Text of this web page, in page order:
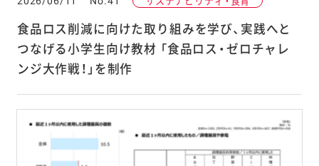
食品ロス削減に向けた取り組みを学び、実践へと
つなげる小学生向け教材 「食品ロス・ゼロチャレ
ンジ大作戦！」を制作